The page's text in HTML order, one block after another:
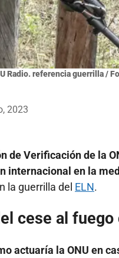
Radio. referencia guerrilla /
2023
de Verificación de la
internacional en la
la guerrilla del ELN.
cese al fuego
actuaría la ONU en